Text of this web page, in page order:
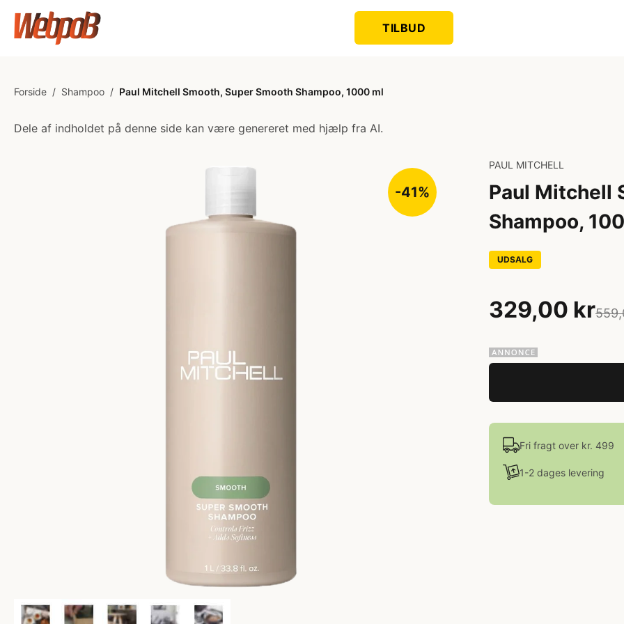
TILBUD
Forside / Shampoo / Paul Mitchell Smooth, Super Smooth Shampoo, 1000 ml
Dele af indholdet på denne side kan være genereret med hjælp fra AI.
-41%
PAUL MITCHELL
Paul Mitchell
Shampoo,
UDSALG
329,00 kr
Fri fragt over kr. 499
1-2 dages levering